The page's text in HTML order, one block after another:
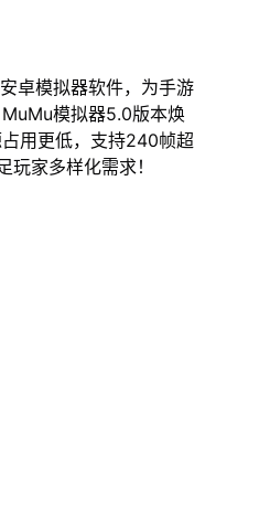
卓模拟器软件，为手游
模拟器5.0版本焕
用更低，支持240帧超
家多样化需求！